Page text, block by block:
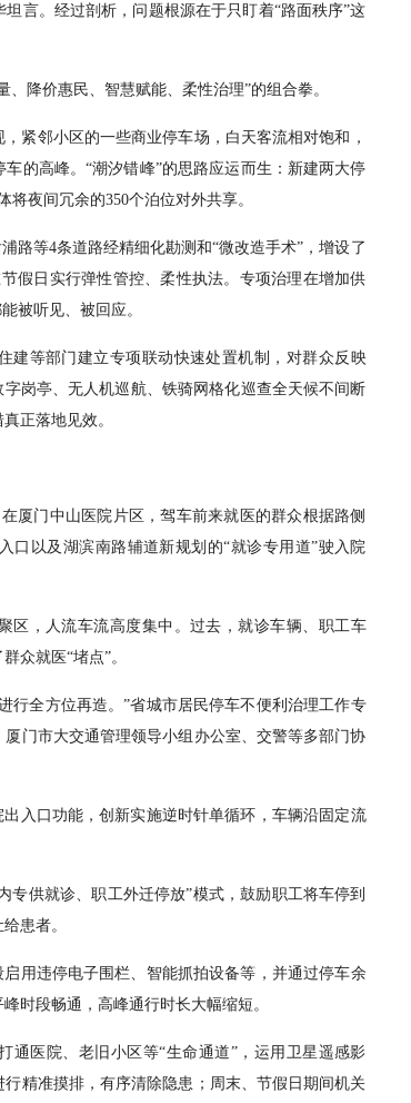
言。经过剖析，问题根源在于只盯着“路面秩序”这
降价惠民、智慧赋能、柔性治理”的组合拳。
紧邻小区的一些商业停车场，白天客流相对饱和，
的高峰。“潮汐错峰”的思路应运而生：新建两大停
夜间冗余的350个泊位对外共享。
路等4条道路经精细化勘测和“微改造手术”，增设了
假日实行弹性管控、柔性执法。专项治理在增加供
被听见、被回应。
建等部门建立专项联动快速处置机制，对群众反映
岗亭、无人机巡航、铁骑网格化巡查全天候不间断
正落地见效。
厦门中山医院片区，驾车前来就医的群众根据路侧
口以及湖滨南路辅道新规划的“就诊专用道”驶入院
区，人流车流高度集中。过去，就诊车辆、职工车
众就医“堵点”。
行全方位再造。”省城市居民停车不便利治理工作专
门市大交通管理领导小组办公室、交警等多部门协
入口功能，创新实施逆时针单循环，车辆沿固定流
专供就诊、职工外迁停放”模式，鼓励职工将车停到
患者。
用违停电子围栏、智能抓拍设备等，并通过停车余
时段畅通，高峰通行时长大幅缩短。
通医院、老旧小区等“生命通道”，运用卫星遥感影
精准摸排，有序清除隐患；周末、节假日期间机关